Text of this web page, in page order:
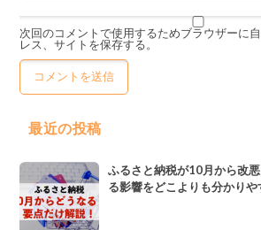
次回のコメントで使用するためブラウザーに
レス、サイトを保存する。
最近の投稿
ふるさと納税が10月から改
る影響をどこよりも分かりや